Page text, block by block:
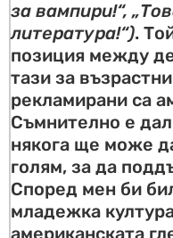
за вампири!“,
литература!“).
позиция между
тази за
рекламирани са
Съмнително е
някога ще може
голям, за да
Според мен би
младежка
американската